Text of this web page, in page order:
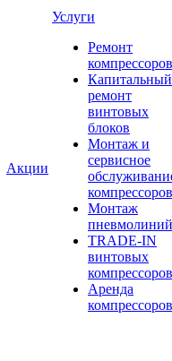
Акции
Услуги
Ремонт
компрессоров
Капитальный
ремонт
винтовых
блоков
Монтаж и
сервисное
компрессоров
Монтаж
пневмолиний
TRADE-IN
винтовых
компрессоров
Аренда
компрессоров